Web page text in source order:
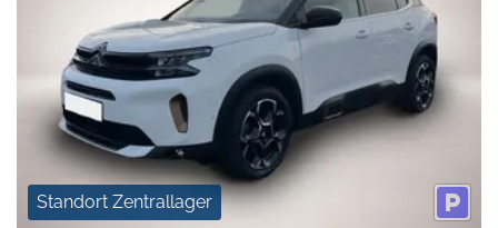
Standort Zentrallager